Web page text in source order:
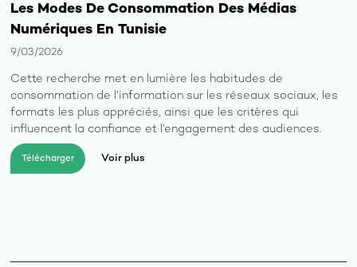
Les Modes De Consommation Des Médias
Numériques En Tunisie
9/03/2026
Cette recherche met en lumière les habitudes de
consommation de l’information sur les réseaux sociaux, les
formats les plus appréciés, ainsi que les critères qui
influencent la confiance et l’engagement des audiences.
Télécharger Voir plus